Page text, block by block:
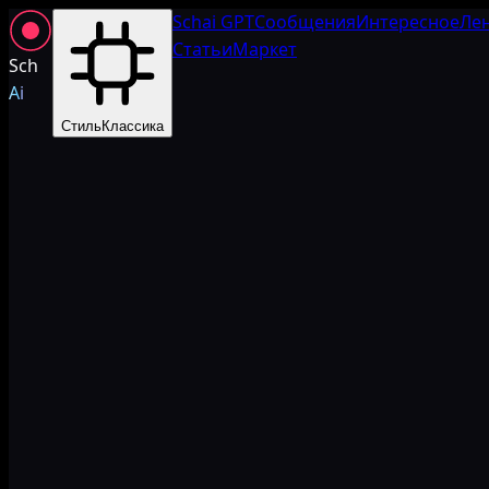
Sch
Ai
СтильКлассика
Schai GPTСообщенияИнтересное
СтатьиМаркет